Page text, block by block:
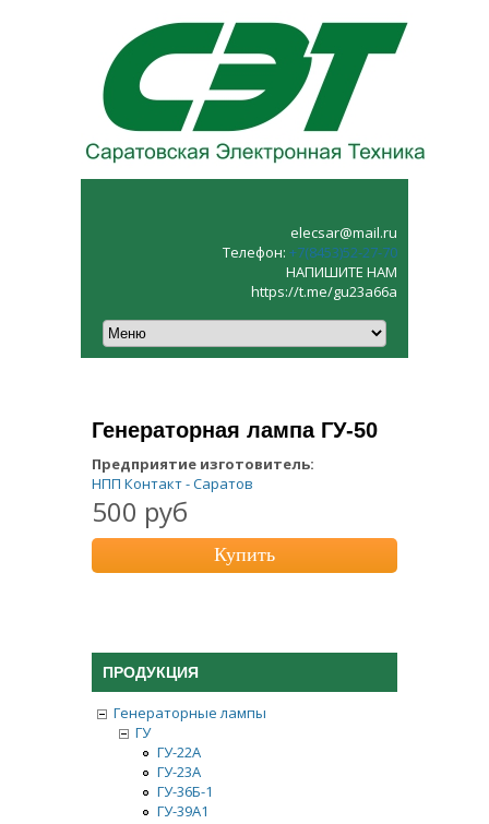
elecsar@mail.ru
Телефон: +7(8453)52‑27‑70
НАПИШИТЕ НАМ
https://t.me/gu23a66a
Генераторная лампа ГУ-50
Предприятие изготовитель:
НПП Контакт - Саратов
500 руб
Купить
ПРОДУКЦИЯ
Генераторные лампы
ГУ
ГУ-22А
ГУ-23А
ГУ-36Б-1
ГУ-39А1